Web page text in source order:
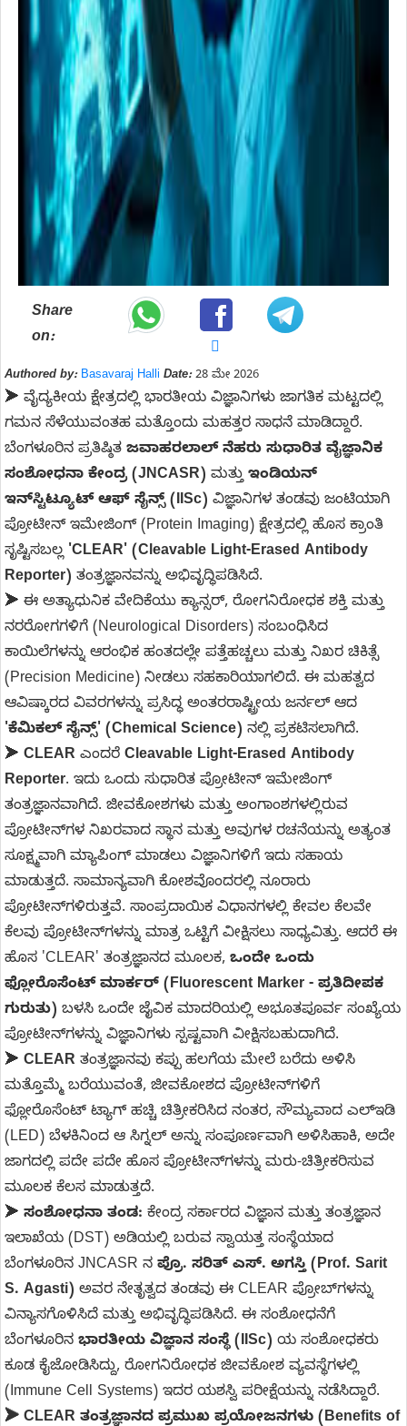
Share
on:
Authored by: Basavaraj Halli Date:28 ಮೇ 2026
➤ ವೈದ್ಯಕೀಯ ಕ್ಷೇತ್ರದಲ್ಲಿ ಭಾರತೀಯ ವಿಜ್ಞಾನಿಗಳು ಜಾಗತಿಕ ಮಟ್ಟದಲ್ಲಿ
ಗಮನ ಸೆಳೆಯುವಂತಹ ಮತ್ತೊಂದು ಮಹತ್ತರ ಸಾಧನೆ ಮಾಡಿದ್ದಾರೆ.
ಬೆಂಗಳೂರಿನ ಪ್ರತಿಷ್ಠಿತ ಜವಾಹರಲಾಲ್ ನೆಹರು ಸುಧಾರಿತ ವೈಜ್ಞಾನಿಕ
ಸಂಶೋಧನಾ ಕೇಂದ್ರ (JNCASR) ಮತ್ತುಇಂಡಿಯನ್
ಇನ್‌ಸ್ಟಿಟ್ಯೂಟ್ ಆಫ್ ಸೈನ್ಸ್ (IISc) ವಿಜ್ಞಾನಿಗಳ ತಂಡವು ಜಂಟಿಯಾಗಿ
ಪ್ರೋಟೀನ್ ಇಮೇಜಿಂಗ್ (Protein Imaging) ಕ್ಷೇತ್ರದಲ್ಲಿ ಹೊಸ ಕ್ರಾಂತಿ
ಸೃಷ್ಟಿಸಬಲ್ಲ 'CLEAR' (Cleavable Light-Erased Antibody
Reporter) ತಂತ್ರಜ್ಞಾನವನ್ನು ಅಭಿವೃದ್ಧಿಪಡಿಸಿದೆ.
➤ ಈ ಅತ್ಯಾಧುನಿಕ ವೇದಿಕೆಯು ಕ್ಯಾನ್ಸರ್, ರೋಗನಿರೋಧಕ ಶಕ್ತಿ ಮತ್ತು
ನರರೋಗಗಳಿಗೆ (Neurological Disorders) ಸಂಬಂಧಿಸಿದ
ಕಾಯಿಲೆಗಳನ್ನು ಆರಂಭಿಕ ಹಂತದಲ್ಲೇ ಪತ್ತೆಹಚ್ಚಲು ಮತ್ತು ನಿಖರ ಚಿಕಿತ್ಸೆ
(Precision Medicine) ನೀಡಲು ಸಹಕಾರಿಯಾಗಲಿದೆ. ಈ ಮಹತ್ವದ
ಆವಿಷ್ಕಾರದ ವಿವರಗಳನ್ನು ಪ್ರಸಿದ್ಧ ಅಂತರರಾಷ್ಟ್ರೀಯ ಜರ್ನಲ್ ಆದ
'ಕೆಮಿಕಲ್ ಸೈನ್ಸ್' (Chemical Science) ನಲ್ಲಿ ಪ್ರಕಟಿಸಲಾಗಿದೆ.
➤ CLEAR ಎಂದರೆ Cleavable Light-Erased Antibody
Reporter. ಇದು ಒಂದು ಸುಧಾರಿತ ಪ್ರೋಟೀನ್ ಇಮೇಜಿಂಗ್
ತಂತ್ರಜ್ಞಾನವಾಗಿದೆ. ಜೀವಕೋಶಗಳು ಮತ್ತು ಅಂಗಾಂಶಗಳಲ್ಲಿರುವ
ಪ್ರೋಟೀನ್‌ಗಳ ನಿಖರವಾದ ಸ್ಥಾನ ಮತ್ತು ಅವುಗಳ ರಚನೆಯನ್ನು ಅತ್ಯಂತ
ಸೂಕ್ಷ್ಮವಾಗಿ ಮ್ಯಾಪಿಂಗ್ ಮಾಡಲು ವಿಜ್ಞಾನಿಗಳಿಗೆ ಇದು ಸಹಾಯ
ಮಾಡುತ್ತದೆ. ಸಾಮಾನ್ಯವಾಗಿ ಕೋಶವೊಂದರಲ್ಲಿ ನೂರಾರು
ಪ್ರೋಟೀನ್‌ಗಳಿರುತ್ತವೆ. ಸಾಂಪ್ರದಾಯಿಕ ವಿಧಾನಗಳಲ್ಲಿ ಕೇವಲ ಕೆಲವೇ
ಕೆಲವು ಪ್ರೋಟೀನ್‌ಗಳನ್ನು ಮಾತ್ರ ಒಟ್ಟಿಗೆ ವೀಕ್ಷಿಸಲು ಸಾಧ್ಯವಿತ್ತು. ಆದರೆ ಈ
ಹೊಸ 'CLEAR' ತಂತ್ರಜ್ಞಾನದ ಮೂಲಕ, ಒಂದೇ ಒಂದು
ಫ್ಲೋರೊಸೆಂಟ್ ಮಾರ್ಕರ್ (Fluorescent Marker - ಪ್ರತಿದೀಪಕ
ಗುರುತು) ಬಳಸಿ ಒಂದೇ ಜೈವಿಕ ಮಾದರಿಯಲ್ಲಿ ಅಭೂತಪೂರ್ವ ಸಂಖ್ಯೆಯ
ಪ್ರೋಟೀನ್‌ಗಳನ್ನು ವಿಜ್ಞಾನಿಗಳು ಸ್ಪಷ್ಟವಾಗಿ ವೀಕ್ಷಿಸಬಹುದಾಗಿದೆ.
➤ CLEAR ತಂತ್ರಜ್ಞಾನವು ಕಪ್ಪು ಹಲಗೆಯ ಮೇಲೆ ಬರೆದು ಅಳಿಸಿ
ಮತ್ತೊಮ್ಮೆ ಬರೆಯುವಂತೆ, ಜೀವಕೋಶದ ಪ್ರೋಟೀನ್‌ಗಳಿಗೆ
ಫ್ಲೋರೊಸೆಂಟ್ ಟ್ಯಾಗ್ ಹಚ್ಚಿ ಚಿತ್ರೀಕರಿಸಿದ ನಂತರ, ಸೌಮ್ಯವಾದ ಎಲ್‌ಇಡಿ
(LED) ಬೆಳಕಿನಿಂದ ಆ ಸಿಗ್ನಲ್ ಅನ್ನು ಸಂಪೂರ್ಣವಾಗಿ ಅಳಿಸಿಹಾಕಿ, ಅದೇ
ಜಾಗದಲ್ಲಿ ಪದೇ ಪದೇ ಹೊಸ ಪ್ರೋಟೀನ್‌ಗಳನ್ನು ಮರು-ಚಿತ್ರೀಕರಿಸುವ
ಮೂಲಕ ಕೆಲಸ ಮಾಡುತ್ತದೆ.
➤ ಸಂಶೋಧನಾ ತಂಡ: ಕೇಂದ್ರ ಸರ್ಕಾರದ ವಿಜ್ಞಾನ ಮತ್ತು ತಂತ್ರಜ್ಞಾನ
ಇಲಾಖೆಯ (DST) ಅಡಿಯಲ್ಲಿ ಬರುವ ಸ್ವಾಯತ್ತ ಸಂಸ್ಥೆಯಾದ
ಬೆಂಗಳೂರಿನ JNCASR ನ ಪ್ರೊ. ಸರಿತ್ ಎಸ್. ಅಗಸ್ತಿ (Prof. Sarit
S. Agasti) ಅವರ ನೇತೃತ್ವದ ತಂಡವು ಈ CLEAR ಪ್ರೋಬ್‌ಗಳನ್ನು
ವಿನ್ಯಾಸಗೊಳಿಸಿದೆ ಮತ್ತು ಅಭಿವೃದ್ಧಿಪಡಿಸಿದೆ. ಈ ಸಂಶೋಧನೆಗೆ
ಬೆಂಗಳೂರಿನ ಭಾರತೀಯ ವಿಜ್ಞಾನ ಸಂಸ್ಥೆ (IISc) ಯ ಸಂಶೋಧಕರು
ಕೂಡ ಕೈಜೋಡಿಸಿದ್ದು, ರೋಗನಿರೋಧಕ ಜೀವಕೋಶ ವ್ಯವಸ್ಥೆಗಳಲ್ಲಿ
(Immune Cell Systems) ಇದರ ಯಶಸ್ವಿ ಪರೀಕ್ಷೆಯನ್ನು ನಡೆಸಿದ್ದಾರೆ.
➤ CLEAR ತಂತ್ರಜ್ಞಾನದ ಪ್ರಮುಖ ಪ್ರಯೋಜನಗಳು (Benefits of